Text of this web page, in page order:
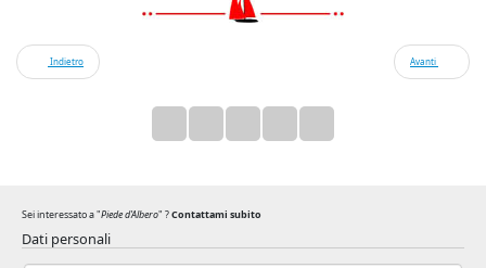
Indietro Avanti
Sei interessato a "Piede d'Albero" ?Contattami subito
Dati personali